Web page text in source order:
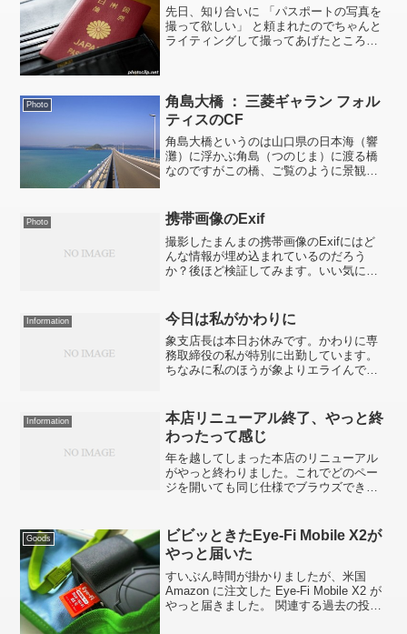
先日、知り合いに 「パスポートの写真を
撮って欲しい」 と頼まれたのでちゃんと
ライティングして撮ってあげたところ大
らい撮ったでしょ...
Photo
角島大橋 ： 三菱ギャラン フォル
ティスのCF
角島大橋というのは山口県の日本海（響
灘）に浮かぶ角島（つのじま）に渡る橋
なのですがこの橋、ご覧のように景観が
車のギャラン・フォルティスのCFで使わ
れていますね。1～2年...
Photo 携帯画像のExif
撮影したまんまの携帯画像のExifにはど
んな情報が埋め込まれているのだろう
か？後ほど検証してみます。いい気にな
のまにか朝の日射しが部屋の奥まで入り
込むようになり...
Information 今日は私がかわりに
象支店長は本日お休みです。かわりに専
務取締役の私が特別に出勤しています。
ちなみに私のほうが象よりエライんで
Information
本店リニューアル終了、やっと終
わったって感じ
年を越してしまった本店のリニューアル
がやっと終わりました。これでどのペー
ジを開いても同じ仕様でブラウズできま
ンテンツが増えてきてしまったので模様
替えもかなり手の掛かる作...
Goods
ビビッときたEye-Fi Mobile X2が
やっと届いた
すいぶん時間が掛かりましたが、米国
Amazon に注文した Eye-Fi Mobile X2 が
やっと届きました。 関連する過去の投